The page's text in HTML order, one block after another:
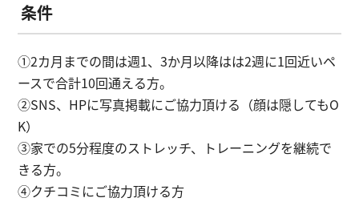
条件
①2カ月までの間は週1、3か月以降はは2週に1回近いペ
ースで合計10回通える方。
②SNS、HPに写真掲載にご協力頂ける（顔は隠してもO
K）
③家での5分程度のストレッチ、トレーニングを継続で
きる方。
④クチコミにご協力頂ける方